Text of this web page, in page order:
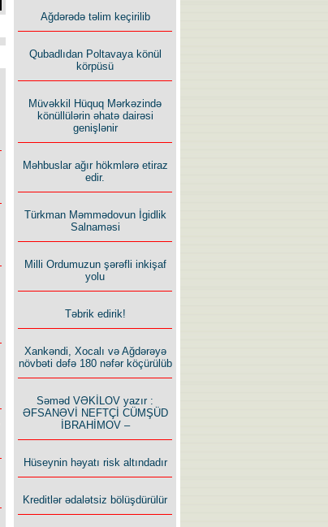
Ağdərədə təlim keçirilib
Qubadlıdan Poltavaya könül
körpüsü
Müvəkkil Hüquq Mərkəzində
könüllülərin əhatə dairəsi
genişlənir
Məhbuslar ağır hökmlərə etiraz
edir.
Türkman Məmmədovun İgidlik
Salnaməsi
Milli Ordumuzun şərəfli inkişaf
yolu
Təbrik edirik!
Xankəndi, Xocalı və Ağdərəyə
növbəti dəfə 180 nəfər köçürülüb
Səməd VƏKİLOV yazır :
ƏFSANƏVİ NEFTÇİ CÜMŞÜD
İBRAHİMOV –
Hüseynin həyatı risk altındadır
Kreditlər ədalətsiz bölüşdürülür